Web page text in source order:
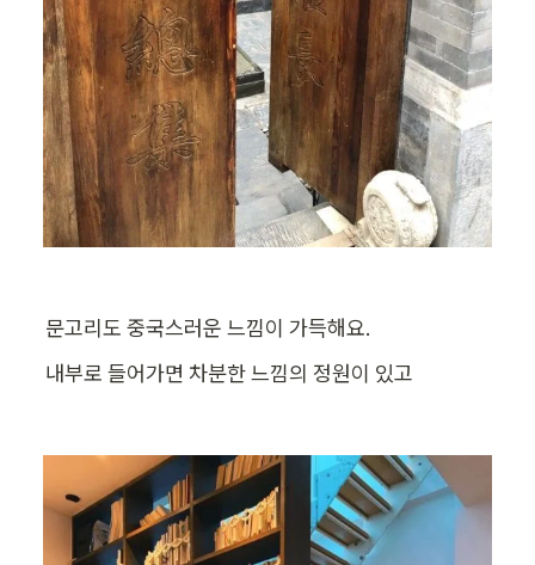
문고리도 중국스러운 느낌이 가득해요.
내부로 들어가면 차분한 느낌의 정원이 있고